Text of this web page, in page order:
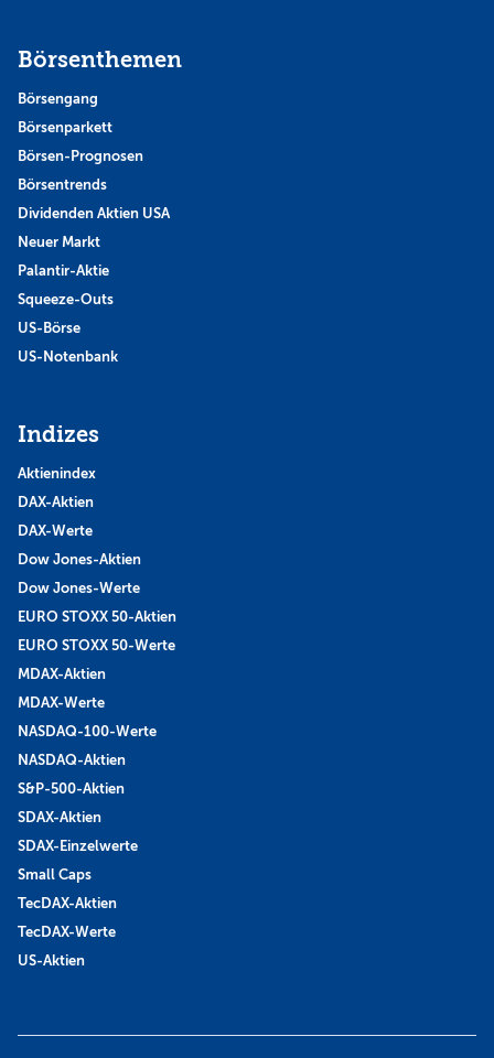
Börsenthemen
Börsengang
Börsenparkett
Börsen-Prognosen
Börsentrends
Dividenden Aktien USA
Neuer Markt
Palantir-Aktie
Squeeze-Outs
US-Börse
US-Notenbank
Indizes
Aktienindex
DAX-Aktien
DAX-Werte
Dow Jones-Aktien
Dow Jones-Werte
EURO STOXX 50-Aktien
EURO STOXX 50-Werte
MDAX-Aktien
MDAX-Werte
NASDAQ-100-Werte
NASDAQ-Aktien
S&P-500-Aktien
SDAX-Aktien
SDAX-Einzelwerte
Small Caps
TecDAX-Aktien
TecDAX-Werte
US-Aktien